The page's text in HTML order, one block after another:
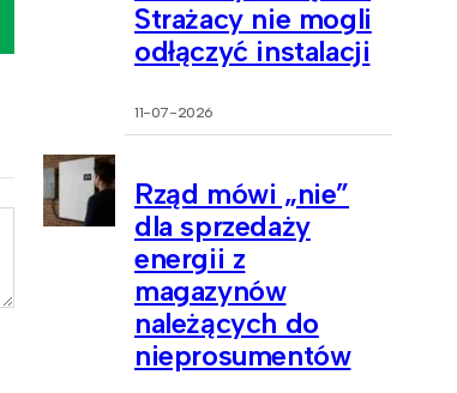
Strażacy nie mogli
odłączyć instalacji
11-07-2026
Rząd mówi „nie”
dla sprzedaży
energii z
magazynów
należących do
nieprosumentów